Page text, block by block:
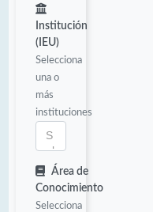
Institución
(IEU)
Selecciona
una o
más
instituciones
Área de
Conocimiento
Selecciona